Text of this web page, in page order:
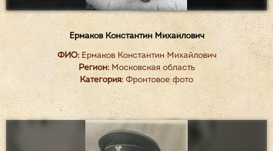
Ермаков Константин Михайлович
ФИО:Ермаков Константин Михайлович
Регион:Московская область
Категория: Фронтовое фото